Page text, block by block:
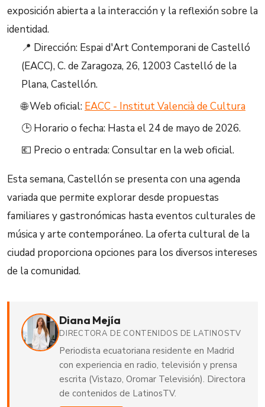
exposición abierta a la interacción y la reflexión sobre la
identidad.
📍 Dirección: Espai d'Art Contemporani de Castelló
(EACC), C. de Zaragoza, 26, 12003 Castelló de la
Plana, Castellón.
🌐 Web oficial: EACC - Institut Valencià de Cultura
🕒 Horario o fecha: Hasta el 24 de mayo de 2026.
💶 Precio o entrada: Consultar en la web oficial.
Esta semana, Castellón se presenta con una agenda
variada que permite explorar desde propuestas
familiares y gastronómicas hasta eventos culturales de
música y arte contemporáneo. La oferta cultural de la
ciudad proporciona opciones para los diversos intereses
de la comunidad.
Diana Mejía
DIRECTORA DE CONTENIDOS DE LATINOSTV
Periodista ecuatoriana residente en Madrid
con experiencia en radio, televisión y prensa
escrita (Vistazo, Oromar Televisión). Directora
de contenidos de LatinosTV.